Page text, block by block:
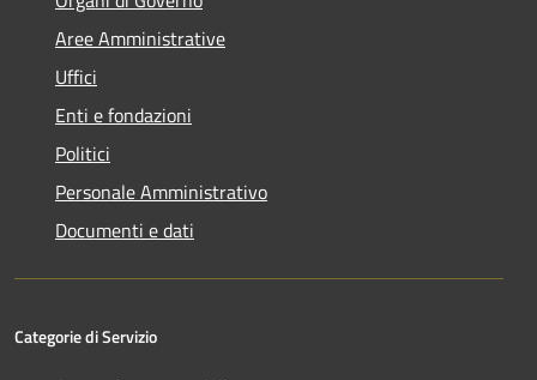
Aree Amministrative
Uffici
Enti e fondazioni
Politici
Personale Amministrativo
Documenti e dati
Categorie di Servizio